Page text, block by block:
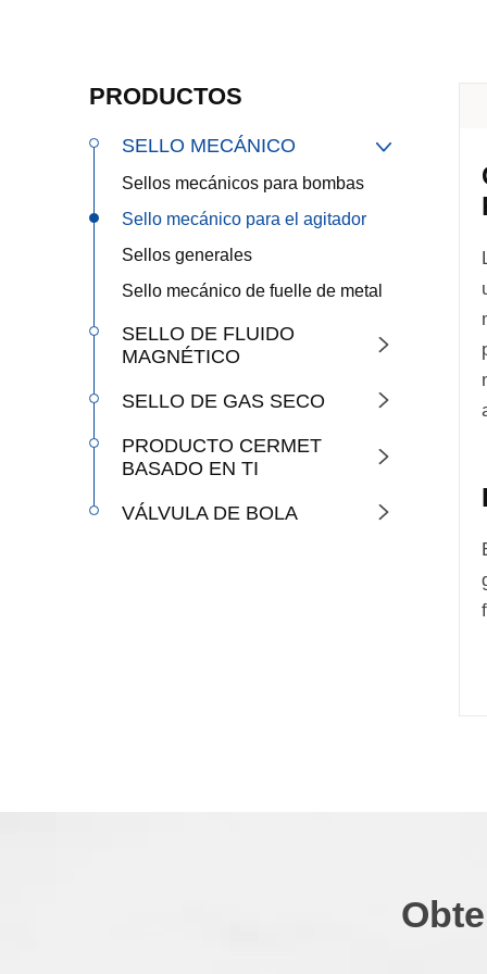
PRODUCTOS
SELLO MECÁNICO 
Sellos mecánicos para bombas
Sello mecánico para el agitador
Sellos generales
Sello mecánico de fuelle de metal
SELLO DE FLUIDO
MAGNÉTICO

SELLO DE GAS SECO 
PRODUCTO CERMET
BASADO EN TI

VÁLVULA DE BOLA 